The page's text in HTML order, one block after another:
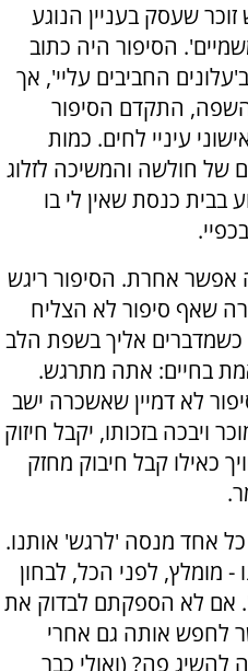
שעסק בעניין הנוגע
הסיפור היה כתוב
החביבים עליי', אך
התקדם הסיפור
עיניי לחים. כמות
חולשה והמשיכה לזלוג
בבית כנסת שאין לי בו
אפשר אחרת. הסיפור ריגש
שאף סיפור לא הצליח
כשמדברים אליך בשפת הלב
בחיים: אתה מתרגש.
לא דמיין שאשכרה ישב
ויבכה בזכותו, יקבל חיזוק
כאילו קבל חיבוק מחזק
כל אחד מנסה 'לרגש' אותנו.
מומלץ, לפני הכל, לבחון
אם לא הספקתם לבדוק את
לחפש אותה גם אחרי
פה? (ואולי כבר